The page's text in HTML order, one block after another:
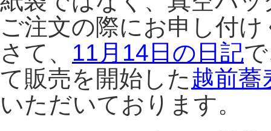
ご注文の際にお申し付
さて、 11月14日の日記
て販売を開始した越前蕎
いただいております。